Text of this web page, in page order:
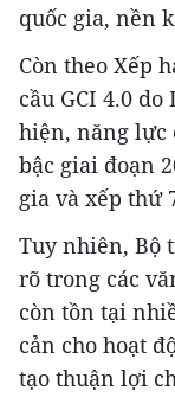
quốc gia, nền
Còn theo Xếp
cầu GCI 4.0
hiện, năng lực
bậc giai đoạn
gia và xếp thứ
Tuy nhiên, Bộ
rõ trong các
còn tồn tại
cản cho hoạt
tạo thuận lợi